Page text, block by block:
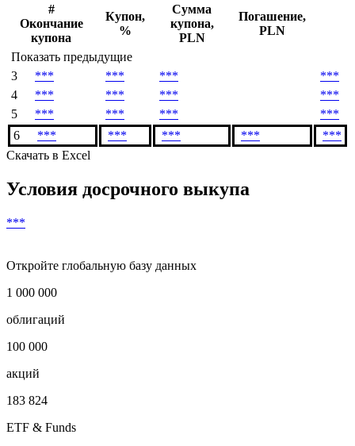
#
Окончание
купона
Купон,
%
Сумма
купона,
PLN
Погашение,
PLN
Показать предыдущие
3
*** *** ***
***
4
*** *** ***
***
5
*** *** ***
***
6
*** *** *** ***
***
Скачать в Excel
Условия досрочного выкупа
***
Откройте глобальную базу данных
1 000 000
облигаций
100 000
акций
183 824
ETF & Funds